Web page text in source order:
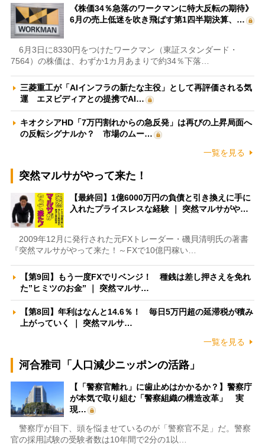
《株価34％急落のワークマンに特大反転の期待》
6月の売上低迷を吹き飛ばす第1四半期決算、…
6月3日に8330円をつけたワークマン（東証スタンダード・
7564）の株価は、わずか1カ月あまりで約34％下落…
三菱重工が「AIインフラの新たな主役」として再評価される気
運 エヌビディアとの提携でAI…
キオクシアHD「7万円割れからの急反発」は再びの上昇局面へ
の反転シグナルか？ 市場のムー…
一覧を見る
突然マルサがやって来た！
【最終回】1億6000万円の負債と引き換えに手に
入れたプライスレスな経験 ｜ 突然マルサがや…
2009年12月に発行された元FXトレーダー・磯貝清明氏の著書
『突然マルサがやって来た！～FXで10億円稼い…
【第9回】もう一度FXでリベンジ！ 種銭は差し押さえを免れ
た”ヒミツのお金” ｜ 突然マルサ…
【第8回】年利はなんと14.6％！ 毎日5万円超の延滞税が積み
上がっていく ｜ 突然マルサ…
一覧を見る
河合雅司「人口減少ニッポンの活路」
【「警察官離れ」に歯止めはかかるか？】警察庁
が本気で取り組む「警察組織の構造改革」 実
現…
警察庁が目下、頭を悩ませているのが「警察官不足」だ。警察
官の採用試験の受験者数は10年間で2分の1以…